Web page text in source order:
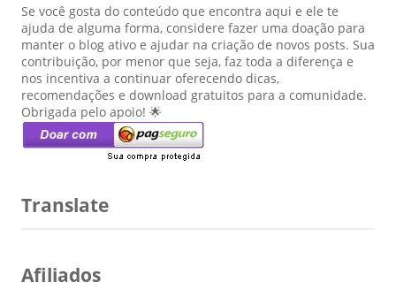
Se você gosta do conteúdo que encontra aqui e ele te
ajuda de alguma forma, considere fazer uma doação para
manter o blog ativo e ajudar na criação de novos posts. Sua
contribuição, por menor que seja, faz toda a diferença e
nos incentiva a continuar oferecendo dicas,
recomendações e download gratuitos para a comunidade.
Obrigada pelo apoio! 🌟
Translate
Afiliados